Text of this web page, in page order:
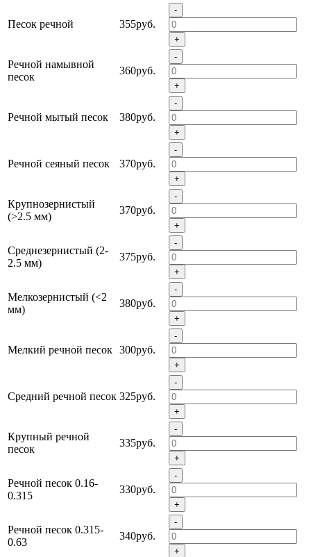
Песок речной 355руб.
-
+
Речной намывной
песок
360руб.
-
+
Речной мытый песок 380руб.
-
+
Речной сеяный песок 370руб.
-
+
Крупнозернистый
(>2.5 мм)
370руб.
-
+
Среднезернистый (2-
2.5 мм)
375руб.
-
+
Мелкозернистый (<2
мм)
380руб.
-
+
Мелкий речной песок 300руб.
-
+
Средний речной песок 325руб.
-
+
Крупный речной
песок
335руб.
-
+
Речной песок 0.16-
0.315
330руб.
-
+
Речной песок 0.315-
0.63
340руб.
-
+